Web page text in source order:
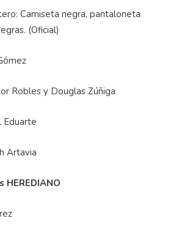
Camiseta negra, pantaloneta
(Oficial)
Robles y Douglas Zúñiga
Eduarte
Artavia
HEREDIANO